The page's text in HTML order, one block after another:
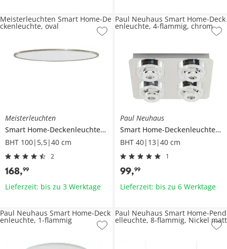
Meisterleuchten
Smart Home-Deckenleuchte, oval
BHT 100|5,5|40 cm
2
168,99
Meisterleuchten Smart Home-De
ckenleuchte, oval
Lieferzeit: bis zu 3 Werktage
Paul Neuhaus
Smart Home-Deckenleuchte, 4-flammig, chrom
BHT 40|13|40 cm
1
99,99
Paul Neuhaus Smart Home-Deck
enleuchte, 4-flammig, chrom
Lieferzeit: bis zu 6 Werktage
Paul Neuhaus Smart Home-Deck
enleuchte, 1-flammig
Paul Neuhaus Smart Home-Pend
elleuchte, 8-flammig, Nickel matt